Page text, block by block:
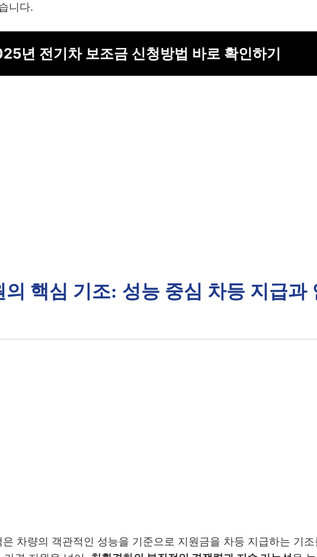
니다.
년 전기차 보조금 신청방법 바로 확인하기
의 핵심 기조: 성능 중심 차등 지급과
차량의 객관적인 성능을 기준으로 지원금을 차등 지급하는 기